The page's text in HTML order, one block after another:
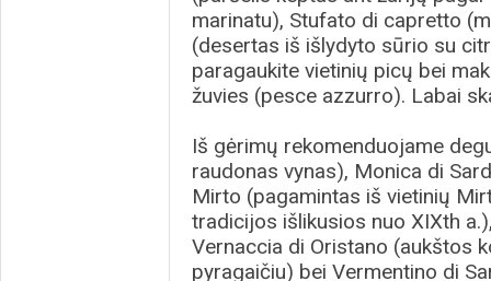
marinatu), Stufato di capretto
(desertas iš išlydyto sūrio su
paragaukite vietinių picų bei
žuvies (pesce azzurro). Labai
Iš gėrimų rekomenduojame
raudonas vynas), Monica di
Mirto (pagamintas iš vietinių
tradicijos išlikusios nuo XIXth
Vernaccia di Oristano (aukštos
pyragaičiu) bei Vermentino di